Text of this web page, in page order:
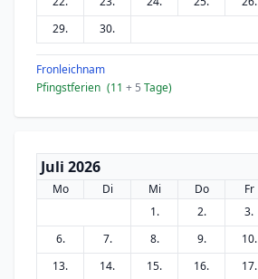
29.
30.
Fronleichnam
Pfingstferien (11 + 5 Tage)
Juli 2026
Mo Di Mi Do Fr
1.
2. 3.
6.
7. 8. 9. 10.
13.
14. 15. 16. 17.